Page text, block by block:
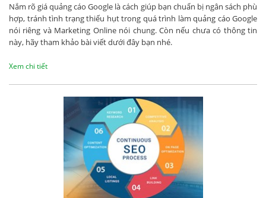
Nắm rõ giá quảng cáo Google là cách giúp bạn chuẩn bị ngân sách phù
hợp, tránh tình trạng thiếu hụt trong quá trình làm quảng cáo Google
nói riêng và Marketing Online nói chung. Còn nếu chưa có thông tin
này, hãy tham khảo bài viết dưới đây bạn nhé.
Xem chi tiết